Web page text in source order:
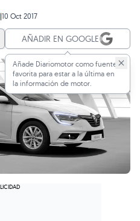
|10 Oct 2017
AÑADIR EN GOOGLE
Añade Diariomotor como fuente
favorita para estar a la última en
la información de motor.